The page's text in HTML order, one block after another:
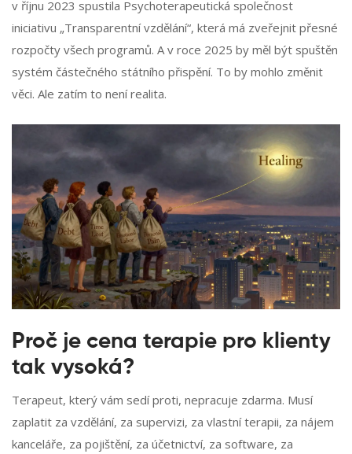
v říjnu 2023 spustila Psychoterapeutická společnost
iniciativu „Transparentní vzdělání“, která má zveřejnit přesné
rozpočty všech programů. A v roce 2025 by měl být spuštěn
systém částečného státního přispění. To by mohlo změnit
věci. Ale zatím to není realita.
Proč je cena terapie pro klienty
tak vysoká?
Terapeut, který vám sedí proti, nepracuje zdarma. Musí
zaplatit za vzdělání, za supervizi, za vlastní terapii, za nájem
kanceláře, za pojištění, za účetnictví, za software, za